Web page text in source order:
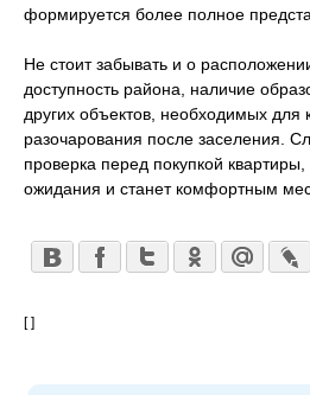
формируется более полное
Не стоит забывать и о
доступность района, наличие
других объектов, необходимых
разочарования после заселения.
проверка перед покупкой
ожидания и станет комфортным
[ ]